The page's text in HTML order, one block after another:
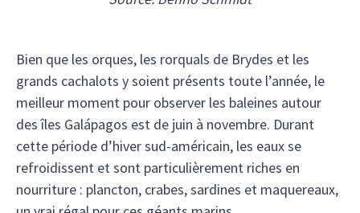
Bien que les orques, les rorquals de Brydes et les
grands cachalots y soient présents toute l’année, le
meilleur moment pour observer les baleines autour
des îles Galápagos est de juin à novembre. Durant
cette période d’hiver sud-américain, les eaux se
refroidissent et sont particulièrement riches en
nourriture : plancton, crabes, sardines et maquereaux,